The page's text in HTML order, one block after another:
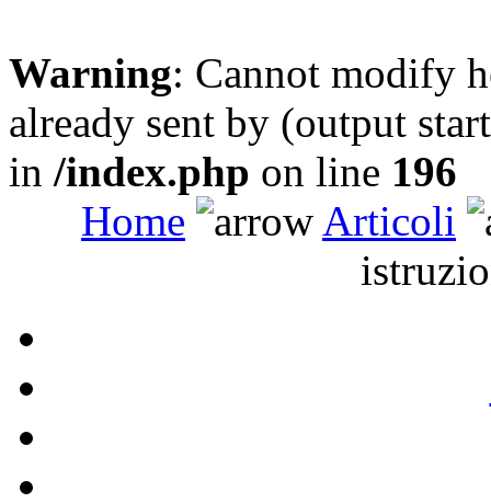
Warning: Cannot modify
already sent by (output
in /index.php on line 196
Home
Articoli